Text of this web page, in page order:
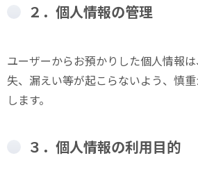
２．個人情報の管理
ユーザーからお預かりした個人情報
失、漏えい等が起こらないよう、慎
します。
３．個人情報の利用目的